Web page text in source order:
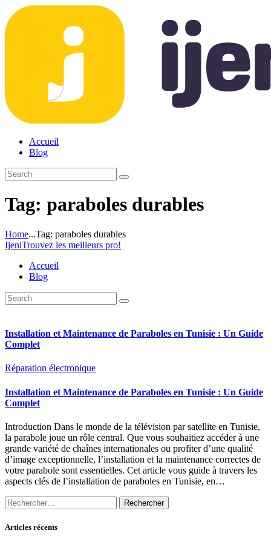
Accueil
Blog
Tag: paraboles durables
Home...Tag: paraboles durables
IjeniTrouvez les meilleurs pro!
Accueil
Blog
Installation et Maintenance de Paraboles en Tunisie : Un Guide
Complet
Réparation électronique
Installation et Maintenance de Paraboles en Tunisie : Un Guide
Complet
Introduction Dans le monde de la télévision par satellite en Tunisie,
la parabole joue un rôle central. Que vous souhaitiez accéder à une
grande variété de chaînes internationales ou profiter d’une qualité
d’image exceptionnelle, l’installation et la maintenance correctes de
votre parabole sont essentielles. Cet article vous guide à travers les
aspects clés de l’installation de paraboles en Tunisie, en…
Rechercher :
Articles récents